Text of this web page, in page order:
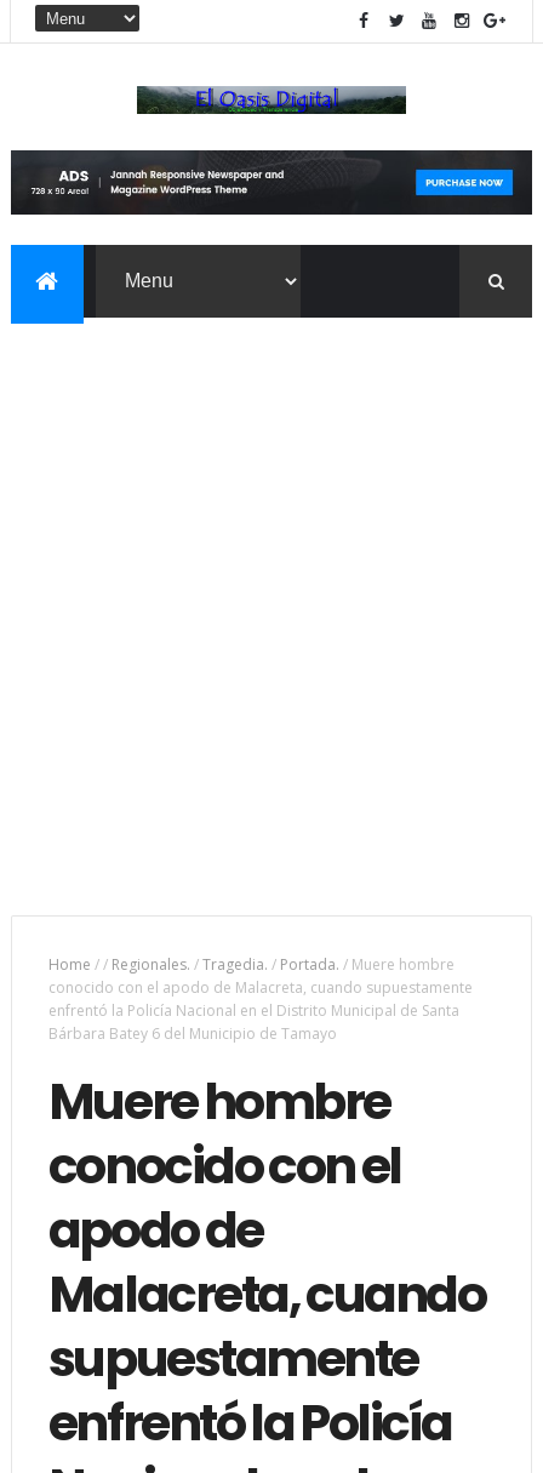
Home // Regionales. /Tragedia. / Portada. / Muere hombre
conocido con el apodo de Malacreta, cuando supuestamente
enfrentó la Policía Nacional en el Distrito Municipal de Santa
Bárbara Batey 6 del Municipio de Tamayo
Muere hombre
conocido con el
apodo de
Malacreta, cuando
supuestamente
enfrentó la Policía